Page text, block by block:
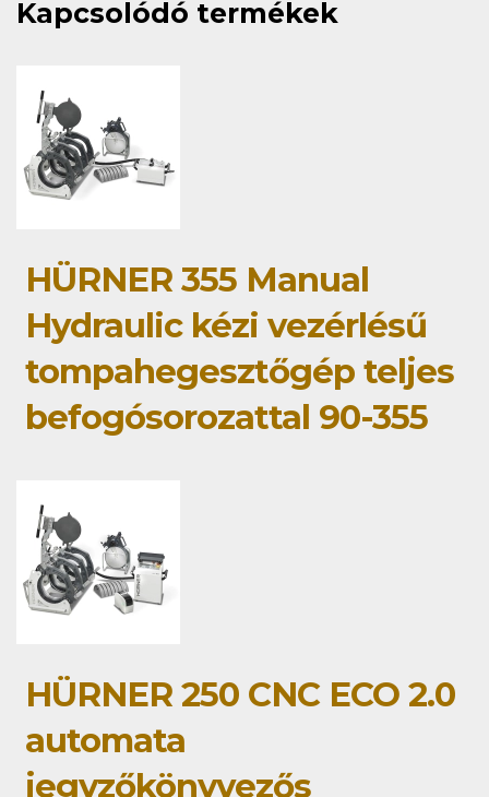
Kapcsolódó termékek
HÜRNER 355 Manual
Hydraulic kézi vezérlésű
tompahegesztőgép teljes
befogósorozattal 90-355
HÜRNER 250 CNC ECO 2.0
automata
jegyzőkönyvezős